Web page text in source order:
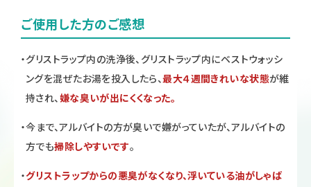
ご使用した方のご感想
・グリストラップ内の洗浄後、グリストラップ内にベストウォッシ
ングを混ぜたお湯を投入したら、最大４週間きれいな状態が維
持され、嫌な臭いが出にくくなった。
・今まで、アルバイトの方が臭いで嫌がっていたが、アルバイトの
方でも掃除しやすいです。
・グリストラップからの悪臭がなくなり、浮いている油がしゃば